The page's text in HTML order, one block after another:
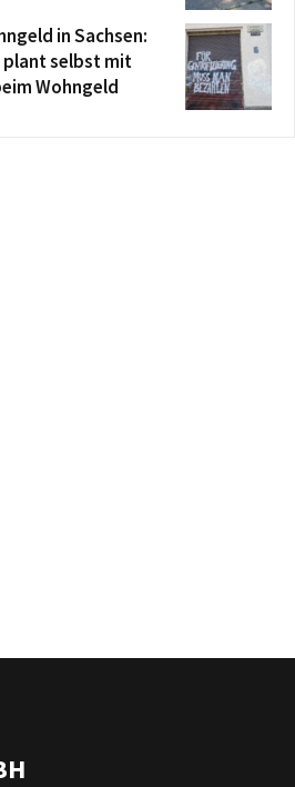
in Sachsen:
plant selbst mit
Wohngeld